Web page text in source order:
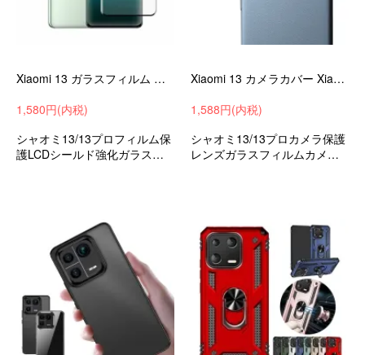
Xiaomi 13 ガラスフィルム 強化ガラス Xiaomi 13 pro 液晶保護 9H 液晶保護シート シャオミ 小米 13/13 プロ 液晶保護 シャオミー
1,580円(内税)
シャオミ13/13プロフィルム保
護LCDシールド強化ガラス保
Xiaomi 13 カメラカバー Xiaomi 13 Pro ガラスフィルム カメラ保護 レンズカバー シャオミ 小米 13/13 プ 強化ガラス レンズ保護 2枚入 シャオミー
1,588円(内税)
シャオミ13/13プロカメラ保護
レンズガラスフィルムカメラ